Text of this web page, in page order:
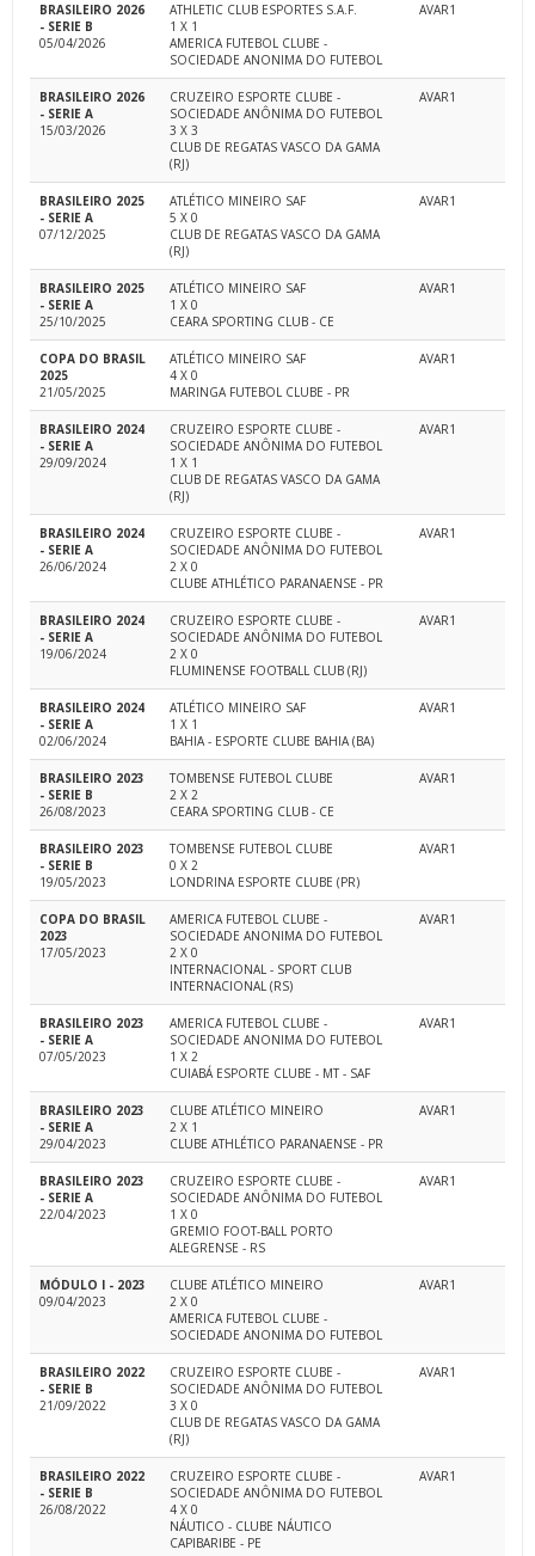
BRASILEIRO 2026
- SERIE B
05/04/2026
ATHLETIC CLUB ESPORTES S.A.F.
1 X 1
AMERICA FUTEBOL CLUBE -
SOCIEDADE ANONIMA DO FUTEBOL
AVAR1
BRASILEIRO 2026
- SERIE A
15/03/2026
CRUZEIRO ESPORTE CLUBE -
SOCIEDADE ANÔNIMA DO FUTEBOL
3 X 3
CLUB DE REGATAS VASCO DA GAMA
(RJ)
AVAR1
BRASILEIRO 2025
- SERIE A
07/12/2025
ATLÉTICO MINEIRO SAF
5 X 0
CLUB DE REGATAS VASCO DA GAMA
(RJ)
AVAR1
BRASILEIRO 2025
- SERIE A
25/10/2025
ATLÉTICO MINEIRO SAF
1 X 0
CEARA SPORTING CLUB - CE
AVAR1
COPA DO BRASIL
2025
21/05/2025
ATLÉTICO MINEIRO SAF
4 X 0
MARINGA FUTEBOL CLUBE - PR
AVAR1
BRASILEIRO 2024
- SERIE A
29/09/2024
CRUZEIRO ESPORTE CLUBE -
SOCIEDADE ANÔNIMA DO FUTEBOL
1 X 1
CLUB DE REGATAS VASCO DA GAMA
(RJ)
AVAR1
BRASILEIRO 2024
- SERIE A
26/06/2024
CRUZEIRO ESPORTE CLUBE -
SOCIEDADE ANÔNIMA DO FUTEBOL
2 X 0
CLUBE ATHLÉTICO PARANAENSE - PR
AVAR1
BRASILEIRO 2024
- SERIE A
19/06/2024
CRUZEIRO ESPORTE CLUBE -
SOCIEDADE ANÔNIMA DO FUTEBOL
2 X 0
FLUMINENSE FOOTBALL CLUB (RJ)
AVAR1
BRASILEIRO 2024
- SERIE A
02/06/2024
ATLÉTICO MINEIRO SAF
1 X 1
BAHIA - ESPORTE CLUBE BAHIA (BA)
AVAR1
BRASILEIRO 2023
- SERIE B
26/08/2023
TOMBENSE FUTEBOL CLUBE
2 X 2
CEARA SPORTING CLUB - CE
AVAR1
BRASILEIRO 2023
- SERIE B
19/05/2023
TOMBENSE FUTEBOL CLUBE
0 X 2
LONDRINA ESPORTE CLUBE (PR)
AVAR1
COPA DO BRASIL
2023
17/05/2023
AMERICA FUTEBOL CLUBE -
SOCIEDADE ANONIMA DO FUTEBOL
2 X 0
INTERNACIONAL - SPORT CLUB
INTERNACIONAL (RS)
AVAR1
BRASILEIRO 2023
- SERIE A
07/05/2023
AMERICA FUTEBOL CLUBE -
SOCIEDADE ANONIMA DO FUTEBOL
1 X 2
CUIABÁ ESPORTE CLUBE - MT - SAF
AVAR1
BRASILEIRO 2023
- SERIE A
29/04/2023
CLUBE ATLÉTICO MINEIRO
2 X 1
CLUBE ATHLÉTICO PARANAENSE - PR
AVAR1
BRASILEIRO 2023
- SERIE A
22/04/2023
CRUZEIRO ESPORTE CLUBE -
SOCIEDADE ANÔNIMA DO FUTEBOL
1 X 0
GREMIO FOOT-BALL PORTO
ALEGRENSE - RS
AVAR1
MÓDULO I - 2023
09/04/2023
CLUBE ATLÉTICO MINEIRO
2 X 0
AMERICA FUTEBOL CLUBE -
SOCIEDADE ANONIMA DO FUTEBOL
AVAR1
BRASILEIRO 2022
- SERIE B
21/09/2022
CRUZEIRO ESPORTE CLUBE -
SOCIEDADE ANÔNIMA DO FUTEBOL
3 X 0
CLUB DE REGATAS VASCO DA GAMA
(RJ)
AVAR1
BRASILEIRO 2022
- SERIE B
26/08/2022
CRUZEIRO ESPORTE CLUBE -
SOCIEDADE ANÔNIMA DO FUTEBOL
4 X 0
NÁUTICO - CLUBE NÁUTICO
CAPIBARIBE - PE
AVAR1